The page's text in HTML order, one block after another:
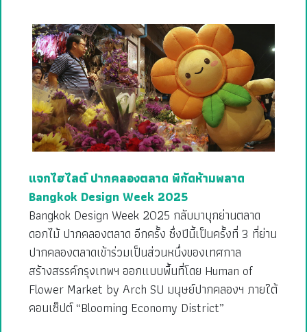
แจกไฮไลต์ ปากคลองตลาด พิกัดห้ามพลาด
Bangkok Design Week 2025
Bangkok Design Week 2025 กลับมาบุกย่านตลาด
ดอกไม้ ปากคลองตลาด อีกครั้ง ซึ่งปีนี้เป็นครั้งที่ 3 ที่ย่าน
ปากคลองตลาดเข้าร่วมเป็นส่วนหนึ่งของเทศกาล
สร้างสรรค์กรุงเทพฯ ออกแบบพื้นที่โดย Human of
Flower Market by Arch SU มนุษย์ปากคลองฯ ภายใต้
คอนเซ็ปต์ “Blooming Economy District”